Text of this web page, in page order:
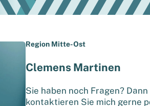
Region Mitte-Ost
Clemens Martinen
Sie haben noch Fragen? Dann
kontaktieren Sie mich gerne